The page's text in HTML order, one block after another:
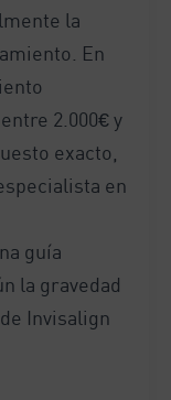
la
En
2.000€ y
exacto,
en
guía
la gravedad
Invisalign